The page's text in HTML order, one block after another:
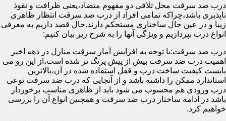
درب ضد سرقت محل تلاقی دو مفهوم متضاد،یعنی ظرافت و نفوذ
ناپذیری باشد،چراکه تمامی افراد از درب ضد سرقت انتظار ظاهری
زیبا و در عین حال ساختاری مستحکم دارند.حال قصد داریم به معرفی
انواع درب بپردازیم و ویژگی آنها را به شرح زیر بیان کنیم:
درب ضد سرقت:با توجه به افزایش آمار سرقت منازل در دهه اخیر
اهمیت درب ضد سرقت بیش از پیش پرنگ تر شده است،از این رو می
بایست کیفیت ساخت درب و قفل استفاده شده در آن،بالاترین
استاندارد ممکن را داشته باشد و از آنجایی که درب ضد سرقت نوعی
درب ورودی هم محسوب می شود باید از ظاهری مناسب برخوردار
باشد در ادامه ساختار درب ضد سرقت و همچنین انواع آن را بررسی
خواهیم کرد.